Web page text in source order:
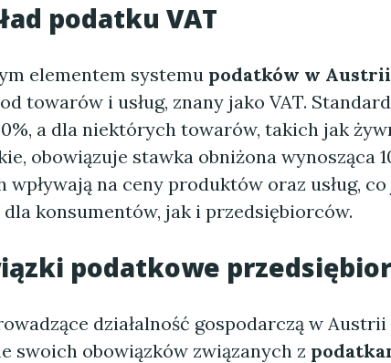
podatku VAT
elementem systemu podatków w Austrii
towarów i usług, znany jako VAT.
a dla niektórych towarów, takich jak
obowiązuje stawka obniżona wynosząca
wpływają na ceny produktów oraz usług,
konsumentów, jak i przedsiębiorców.
podatkowe
działalność gospodarczą w Austrii
swoich obowiązków związanych z